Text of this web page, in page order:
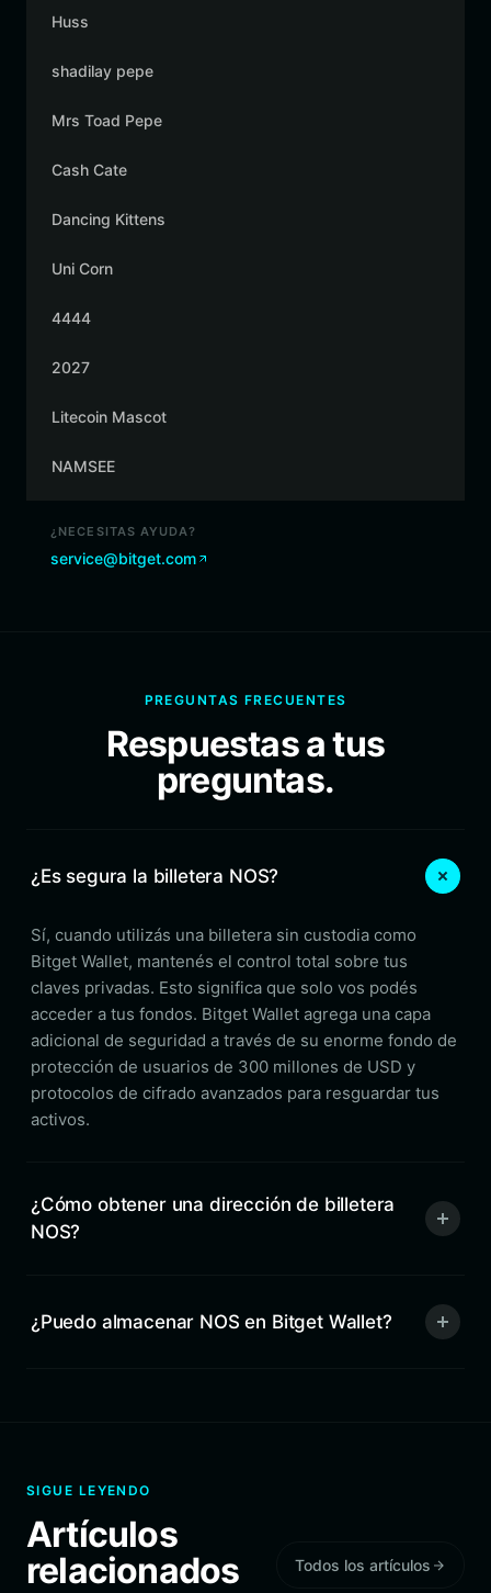
Huss
shadilay pepe
Mrs Toad Pepe
Cash Cate
Dancing Kittens
Uni Corn
4444
2027
Litecoin Mascot
NAMSEE
¿NECESITAS AYUDA?
service@bitget.com
PREGUNTAS FRECUENTES
Respuestas a tus
preguntas.
¿Es segura la billetera NOS?
Sí, cuando utilizás una billetera sin custodia como
Bitget Wallet, mantenés el control total sobre tus
claves privadas. Esto significa que solo vos podés
acceder a tus fondos. Bitget Wallet agrega una capa
adicional de seguridad a través de su enorme fondo de
protección de usuarios de 300 millones de USD y
protocolos de cifrado avanzados para resguardar tus
activos.
¿Cómo obtener una dirección de billetera
NOS?
¿Puedo almacenar NOS en Bitget Wallet?
SIGUE LEYENDO
Artículos
relacionados
Todos los artículos